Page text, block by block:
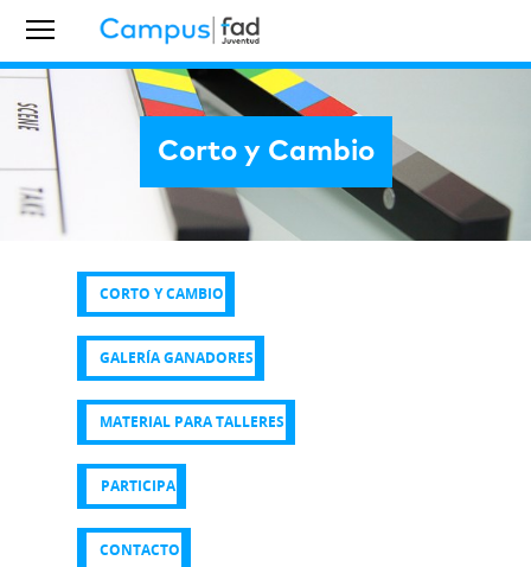
Corto y Cambio
CORTO Y CAMBIO
GALERÍA GANADORES
MATERIAL PARA TALLERES
PARTICIPA
CONTACTO